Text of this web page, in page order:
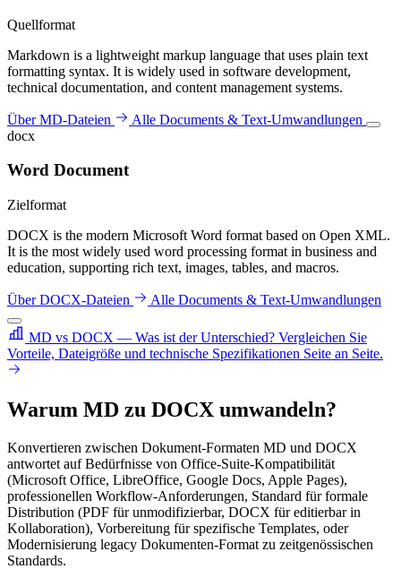
Quellformat
Markdown is a lightweight markup language that uses plain text
formatting syntax. It is widely used in software development,
technical documentation, and content management systems.
Über MD-Dateien
Alle Documents & Text-Umwandlungen
docx
Word Document
Zielformat
DOCX is the modern Microsoft Word format based on Open XML.
It is the most widely used word processing format in business and
education, supporting rich text, images, tables, and macros.
Über DOCX-Dateien Alle Documents & Text-Umwandlungen
MD vs DOCX — Was ist der Unterschied? Vergleichen Sie
Vorteile, Dateigröße und technische Spezifikationen Seite an Seite.
Warum MD zu DOCX umwandeln?
Konvertieren zwischen Dokument-Formaten MD und DOCX
antwortet auf Bedürfnisse von Office-Suite-Kompatibilität
(Microsoft Office, LibreOffice, Google Docs, Apple Pages),
professionellen Workflow-Anforderungen, Standard für formale
Distribution (PDF für unmodifizierbar, DOCX für editierbar in
Kollaboration), Vorbereitung für spezifische Templates, oder
Modernisierung legacy Dokumenten-Format zu zeitgenössischen
Standards.